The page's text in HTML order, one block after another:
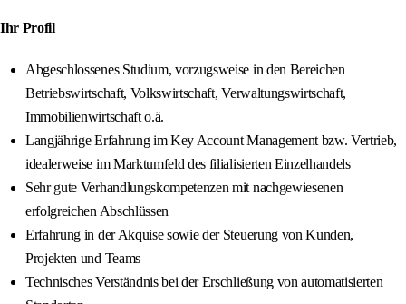
Ihr Profil
Abgeschlossenes Studium, vorzugsweise in den Bereichen
Betriebswirtschaft, Volkswirtschaft, Verwaltungswirtschaft,
Immobilienwirtschaft o.ä.
Langjährige Erfahrung im Key Account Management bzw. Vertrieb,
idealerweise im Marktumfeld des filialisierten Einzelhandels
Sehr gute Verhandlungskompetenzen mit nachgewiesenen
erfolgreichen Abschlüssen
Erfahrung in der Akquise sowie der Steuerung von Kunden,
Projekten und Teams
Technisches Verständnis bei der Erschließung von automatisierten